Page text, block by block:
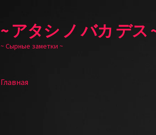
Перейти
навигации
Перейти
содержимому
~ アタシ ノ バカ デス
~ Сырные заметки ~
Главная